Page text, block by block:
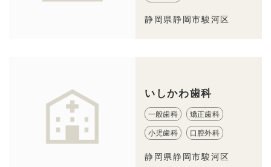
静岡県静岡市駿河区
いしかわ歯科
一般歯科 矯正歯科
小児歯科 口腔外科
静岡県静岡市駿河区